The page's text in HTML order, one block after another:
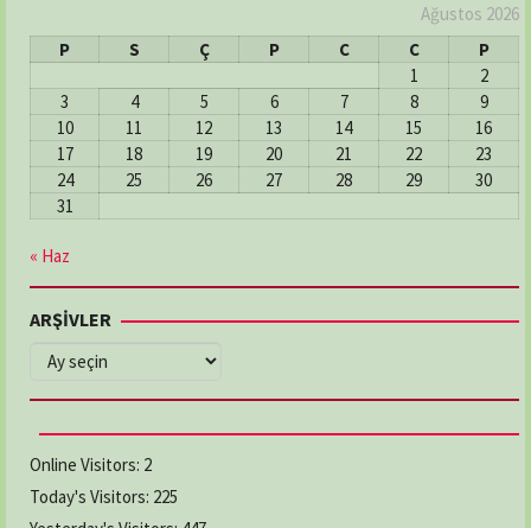
Ağustos 2026
P
S Ç P C C
P
1
2
3
4 5 6 7 8
9
10
11 12 13 14 15
16
17
18 19 20 21 22
23
24
25 26 27 28 29
30
31
« Haz
ARŞİVLER
ARŞİVLER
Online Visitors: 2
Today's Visitors: 225